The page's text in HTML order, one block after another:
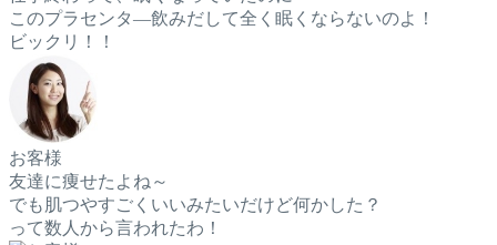
このプラセンタ―飲みだして全く眠くならないのよ！
ビックリ！！
お客様
友達に痩せたよね～
でも肌つやすごくいいみたいだけど何かした？
って数人から言われたわ！